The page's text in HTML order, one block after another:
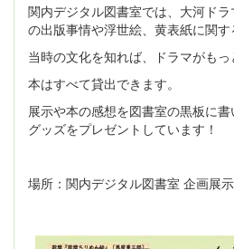
関内デジタル図書室では、大河ド
の出版事情や浮世絵、黄表紙に関す
当時の文化を知れば、ドラマがもっ
本はすべて貸出できます。
展示や本の感想を図書室の黒板に
グッズをプレゼントしています！
場所：関内デジタル図書室 企画展